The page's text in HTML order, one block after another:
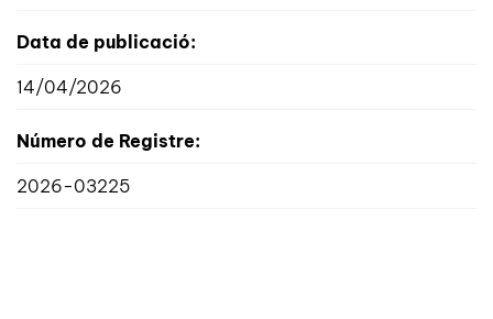
Data de publicació:
14/04/2026
Número de Registre:
2026-03225